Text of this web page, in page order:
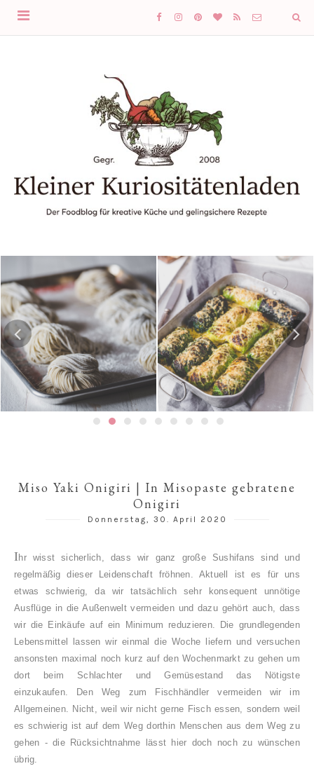
Hausgemachte Ramen-
Nudeln
Risotto-Wirsing-Rouladen
Miso Yaki Onigiri | In Misopaste gebratene
Onigiri
Donnerstag, 30. April 2020
Ihr wisst sicherlich, dass wir ganz große Sushifans sind und
regelmäßig dieser Leidenschaft fröhnen. Aktuell ist es für uns
etwas schwierig, da wir tatsächlich sehr konsequent unnötige
Ausflüge in die Außenwelt vermeiden und dazu gehört auch, dass
wir die Einkäufe auf ein Minimum reduzieren. Die grundlegenden
Lebensmittel lassen wir einmal die Woche liefern und versuchen
ansonsten maximal noch kurz auf den Wochenmarkt zu gehen um
dort beim Schlachter und Gemüsestand das Nötigste
einzukaufen.
Den Weg zum Fischhändler vermeiden wir im
Allgemeinen. Nicht, weil wir nicht gerne Fisch essen, sondern weil
es schwierig ist auf dem Weg dorthin Menschen aus dem Weg zu
gehen - die Rücksichtnahme lässt hier doch noch zu wünschen
übrig.